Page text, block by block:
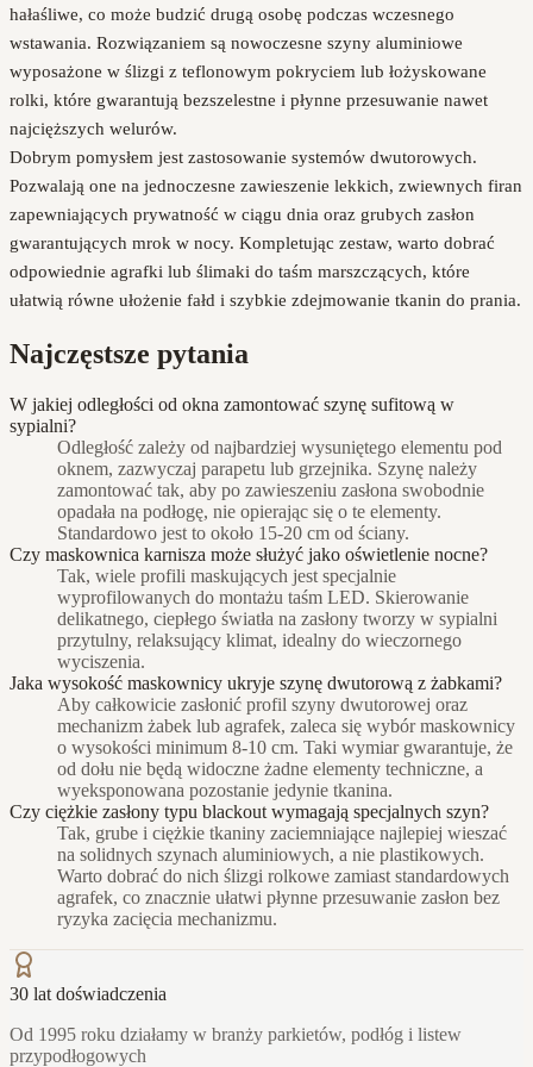
hałaśliwe, co może budzić drugą osobę podczas wczesnego
wstawania. Rozwiązaniem są nowoczesne szyny aluminiowe
wyposażone w ślizgi z teflonowym pokryciem lub łożyskowane
rolki, które gwarantują bezszelestne i płynne przesuwanie nawet
najcięższych welurów.
Dobrym pomysłem jest zastosowanie systemów dwutorowych.
Pozwalają one na jednoczesne zawieszenie lekkich, zwiewnych firan
zapewniających prywatność w ciągu dnia oraz grubych zasłon
gwarantujących mrok w nocy. Kompletując zestaw, warto dobrać
odpowiednie agrafki lub ślimaki do taśm marszczących, które
ułatwią równe ułożenie fałd i szybkie zdejmowanie tkanin do prania.
Najczęstsze pytania
W jakiej odległości od okna zamontować szynę sufitową w
sypialni?
Odległość zależy od najbardziej wysuniętego elementu pod
oknem, zazwyczaj parapetu lub grzejnika. Szynę należy
zamontować tak, aby po zawieszeniu zasłona swobodnie
opadała na podłogę, nie opierając się o te elementy.
Standardowo jest to około 15-20 cm od ściany.
Czy maskownica karnisza może służyć jako oświetlenie nocne?
Tak, wiele profili maskujących jest specjalnie
wyprofilowanych do montażu taśm LED. Skierowanie
delikatnego, ciepłego światła na zasłony tworzy w sypialni
przytulny, relaksujący klimat, idealny do wieczornego
wyciszenia.
Jaka wysokość maskownicy ukryje szynę dwutorową z żabkami?
Aby całkowicie zasłonić profil szyny dwutorowej oraz
mechanizm żabek lub agrafek, zaleca się wybór maskownicy
o wysokości minimum 8-10 cm. Taki wymiar gwarantuje, że
od dołu nie będą widoczne żadne elementy techniczne, a
wyeksponowana pozostanie jedynie tkanina.
Czy ciężkie zasłony typu blackout wymagają specjalnych szyn?
Tak, grube i ciężkie tkaniny zaciemniające najlepiej wieszać
na solidnych szynach aluminiowych, a nie plastikowych.
Warto dobrać do nich ślizgi rolkowe zamiast standardowych
agrafek, co znacznie ułatwi płynne przesuwanie zasłon bez
ryzyka zacięcia mechanizmu.
30 lat doświadczenia
Od 1995 roku działamy w branży parkietów, podłóg i listew
przypodłogowych